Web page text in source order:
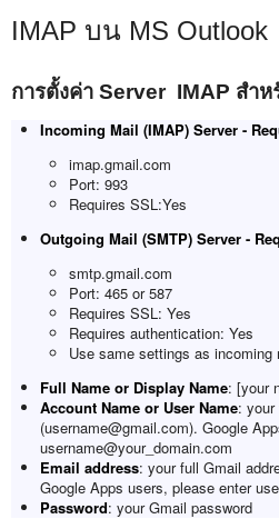
IMAP บน MS Outlook
การตั้งค่า Server IMAP สำ
Incoming Mail (IMAP) Server -
imap.gmail.com
Port: 993
Requires SSL:Yes
Outgoing Mail (SMTP) Server -
smtp.gmail.com
Port: 465 or 587
Requires SSL: Yes
Requires authentication: Yes
Use same settings as incoming
Full Name or Display Name: [your
Account Name or User Name:
(username@gmail.com). Google
username@your_domain.com
Email address: your full Gmail
Google Apps users, please enter
Password: your Gmail password